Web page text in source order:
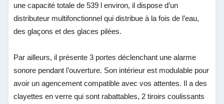
une capacité totale de 539 l environ, il dispose d’un
distributeur multifonctionnel qui distribue à la fois de l’eau,
des glaçons et des glaces pilées.
Par ailleurs, il présente 3 portes déclenchant une alarme
sonore pendant l’ouverture. Son intérieur est modulable pour
avoir un agencement compatible avec vos attentes. Il a des
clayettes en verre qui sont rabattables, 2 tiroirs coulissants